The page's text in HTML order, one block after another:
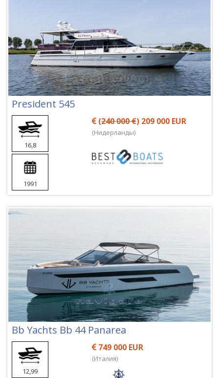
President 545
16,8
1991
(240 000 €) 209 000 EUR
(Нидерланды)
Bb Yachts Bb 44 Panarea
12,99
749 000 EUR
(Италия)